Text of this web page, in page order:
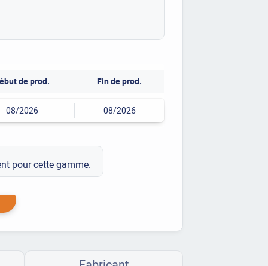
de prod. Fin de prod.
08/2026 08/2026
pour cette gamme.